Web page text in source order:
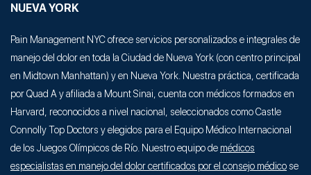
NUEVA YORK
Pain Management NYC ofrece servicios personalizados e integrales de
manejo del dolor en toda la Ciudad de Nueva York (con centro principal
en Midtown Manhattan) y en Nueva York. Nuestra práctica, certificada
por Quad A y afiliada a Mount Sinai, cuenta con médicos formados en
Harvard, reconocidos a nivel nacional, seleccionados como Castle
Connolly Top Doctors y elegidos para el Equipo Médico Internacional
de los Juegos Olímpicos de Río. Nuestro equipo de médicos
especialistas en manejo del dolor certificados por el consejo médico se